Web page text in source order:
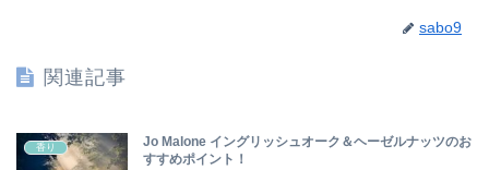
sabo9
関連記事
香り
Jo Malone イングリッシュオーク＆ヘーゼルナッツのお
すすめポイント！